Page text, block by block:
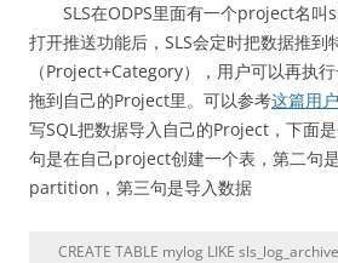
SLS在ODPS里面有一个project名叫
打开推送功能后，SLS会定时把数据推到
（Project+Category），用户可以再执
拖到自己的Project里。可以参考这篇用
写SQL把数据导入自己的Project，下面
句是在自己project创建一个表，第二句
partition，第三句是导入数据
CREATE TABLE mylog LIKE